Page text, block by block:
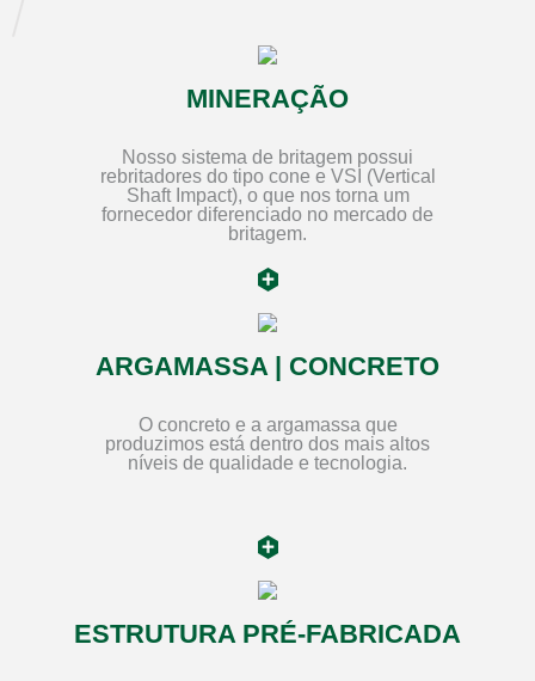
MINERAÇÃO
Nosso sistema de britagem possui
rebritadores do tipo cone e VSI (Vertical
Shaft Impact), o que nos torna um
fornecedor diferenciado no mercado de
britagem.
ARGAMASSA | CONCRETO
O concreto e a argamassa que
produzimos está dentro dos mais altos
níveis de qualidade e tecnologia.
ESTRUTURA PRÉ-FABRICADA